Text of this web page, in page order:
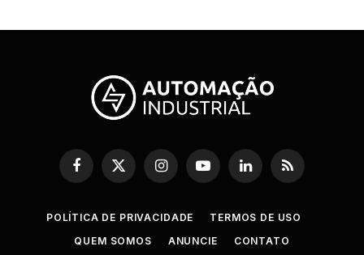
Facebook
X
InstagramYouTubeLinkedInRSS
POLÍTICA DE PRIVACIDADE
TERMOS DE USO
QUEM SOMOS
ANUNCIE CONTATO